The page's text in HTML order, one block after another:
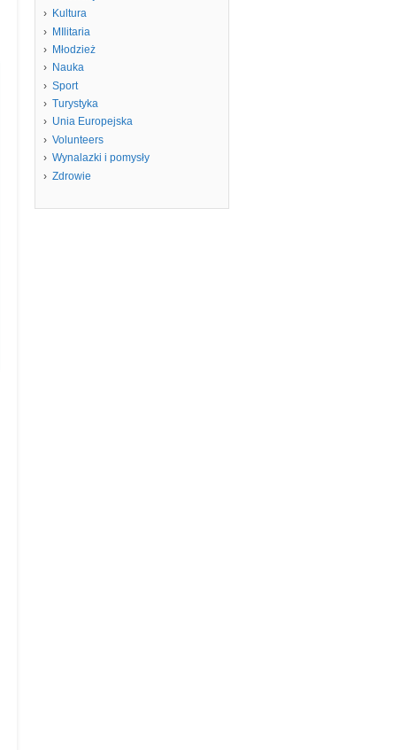
Kultura
MIlitaria
Młodzież
Nauka
Sport
Turystyka
Unia Europejska
Volunteers
Wynalazki i pomysły
Zdrowie